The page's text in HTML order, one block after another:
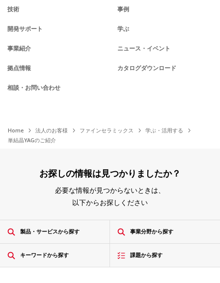
技術 事例
開発サポート 学ぶ
事業紹介 ニュース・イベント
拠点情報 カタログダウンロード
相談・お問い合わせ
Home 法人のお客様 ファインセラミックス
学ぶ・活用する
単結晶YAGのご紹介
お探しの情報は見つかりましたか？
必要な情報が見つからないときは、
以下からお探しください
製品・サービスから探す 事業分野から探す
キーワードから探す 課題から探す